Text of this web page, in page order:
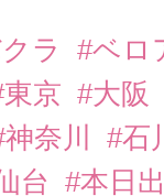
ラ
#ベロ
京 #大阪
奈川
#石
台 #本日